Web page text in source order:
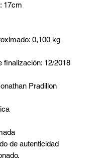
17cm
0,100 kg
finalización: 12/2018
Pradillon
de autenticidad